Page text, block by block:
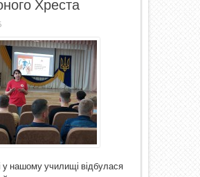
Хреста
у нашому училищі відбулася